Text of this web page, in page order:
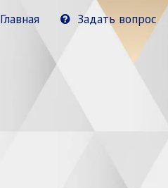
Главная Задать вопрос